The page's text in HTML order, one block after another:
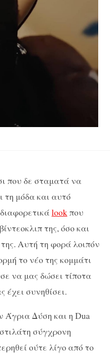
που δε σταματά να
τη μόδα και αυτό
lookπου
της, όσο και
Αυτή τη φορά λοιπόν
το νέο της κομμάτι
να μας δώσει τίποτα
έχει συνηθίσει.
Άγρια Δύση και η Dua
σύγχρονη
ούτε λίγο από το